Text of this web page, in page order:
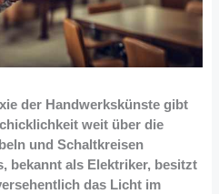
der Handwerkskünste gibt
weit über die
und Schaltkreisen
bekannt als Elektriker, besitzt
das Licht im